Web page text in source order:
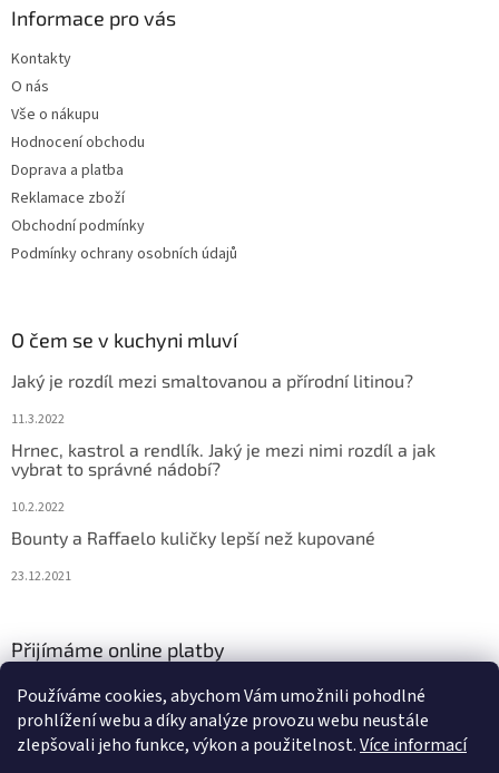
Používáme cookies, abychom Vám umožnili pohodlné
prohlížení webu a díky analýze provozu webu neustále
zlepšovali jeho funkce, výkon a použitelnost.Více informací
Informace pro vás
Kontakty
O nás
Vše o nákupu
Hodnocení obchodu
Doprava a platba
Reklamace zboží
Obchodní podmínky
Podmínky ochrany osobních údajů
O čem se v kuchyni mluví
Jaký je rozdíl mezi smaltovanou a přírodní litinou?
11.3.2022
Hrnec, kastrol a rendlík. Jaký je mezi nimi rozdíl a jak
vybrat to správné nádobí?
10.2.2022
Bounty a Raffaelo kuličky lepší než kupované
23.12.2021
Přijímáme online platby